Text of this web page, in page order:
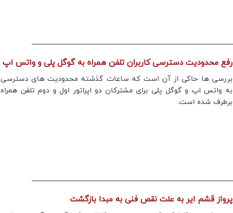
رفع محدودیت دسترسی کاربران تلفن همراه به گوگل پلی و واتس اپ
بررسی ها حاکی از آن است که ساعات گذشته محدودیت های دسترسی
به واتس اپ و گوگل پلی برای مشترکان دو اپراتور اول و دوم تلفن همراه
برطرف شده است.
پرواز قشم ایر به علت نقص فنی به مبدا بازگشت